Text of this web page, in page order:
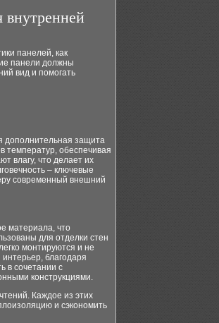
внутренней
панелей, как
панели должны
вид и помогать
дополнительная защита
температур, обеспечивая
влагу, что делает их
– ключевые
современный внешний
материала, что
для отделки стен
монтируются и не
благодаря
в сочетании с
конструкциями.
Каждое из этих
и сэкономить